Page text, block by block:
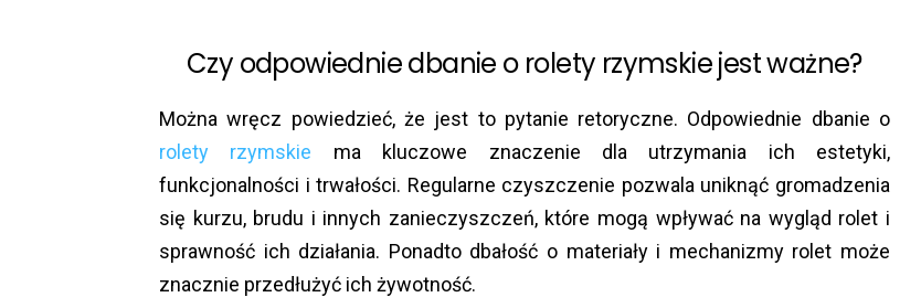
Czy odpowiednie dbanie o rolety rzymskie jest ważne?
Można wręcz powiedzieć, że jest to pytanie retoryczne. Odpowiednie dbanie o
rolety rzymskie ma kluczowe znaczenie dla utrzymania ich estetyki,
funkcjonalności i trwałości. Regularne czyszczenie pozwala uniknąć gromadzenia
się kurzu, brudu i innych zanieczyszczeń, które mogą wpływać na wygląd rolet i
sprawność ich działania. Ponadto dbałość o materiały i mechanizmy rolet może
znacznie przedłużyć ich żywotność.